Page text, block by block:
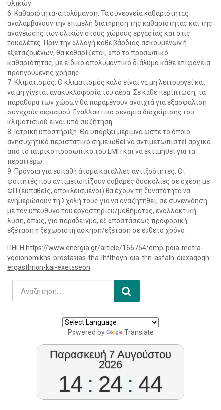
υλικών.
6. Καθαριότητα-απολύμανση. Τα συνεργεία καθαριότητας
αναλαμβάνουν την επιμελή διατήρηση της καθαριότητας και της
ανανέωσης των υλικών στους χώρους εργασίας και στις
τουαλέτες. Πριν την αλλαγή κάθε βάρδιας ασκουμένων ή
εξεταζομένων, θα καθαρίζεται, από το προσωπικό
καθαριότητας, με ειδικό απολυμαντικό διάλυμα κάθε επιφάνεια
προηγούμενης χρήσης.
7. Κλιματισμός. Ο κλιματισμός καλό είναι να μη λειτουργεί και
να μη γίνεται ανακυκλοφορία του αέρα. Σε κάθε περίπτωση, τα
παράθυρα των χώρων θα παραμένουν ανοιχτά για εξασφάλιση
συνεχούς αερισμού. Εναλλακτικά σενάρια διαχείρισης του
κλιματισμού είναι υπό συζήτηση.
8. Ιατρική υποστήριξη. Θα υπάρξει μέριμνα ώστε το όποιο
ανησυχητικό περιστατικό σημειωθεί να αντιμετωπιστεί αρχικά
από το ιατρικό προσωπικό του ΕΜΠ και να εκτιμηθεί για τα
περαιτέρω.
9. Πρόνοια για ευπαθή άτομα και άλλες αντιξοότητες. Οι
φοιτητές που αντιμετωπίζουν σοβαρές δυσκολίες σε σχέση με
ΦΠ (ευπαθείς, αποκλεισμένοι) θα έχουν τη δυνατότητα να
ενημερώσουν τη Σχολή τους για να αναζητηθεί, σε συνεννόηση
με τον υπεύθυνο του εργαστηρίου/μαθήματος, εναλλακτική
λύση, όπως, για παράδειγμα, εξ αποστάσεως προφορική
εξέταση ή ξεχωριστή άσκηση/εξέταση σε εύθετο χρόνο.
ΠΗΓΗ:https://www.energia.gr/article/166754/emp-poia-metra-
ygeionomikhs-prostasias-tha-lhfthoyn-gia-thn-asfalh-diexagogh-
ergasthrion-kai-exetaseon
Powered by Translate
Παρασκευή 7 Αυγούστου
2026
14 : 24 : 45